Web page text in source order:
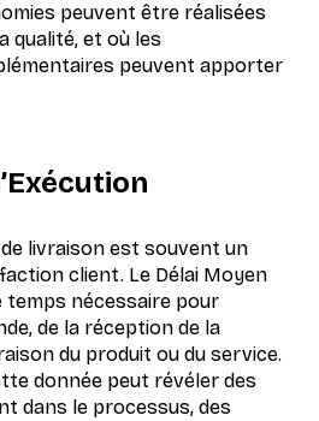
peuvent être réalisées
qualité, et où les
peuvent apporter
livraison est souvent un
client. Le Délai Moyen
temps nécessaire pour
de la réception de la
du produit ou du service.
donnée peut révéler des
dans le processus, des